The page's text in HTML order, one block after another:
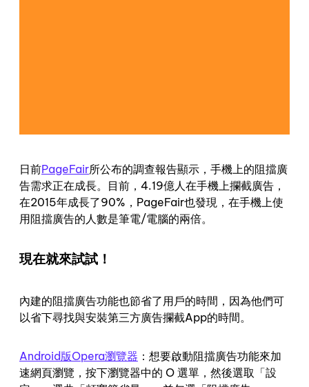
日前PageFair所公布的調查報告顯示，手機上的阻擋廣
告需求正在成長。目前，4.19億人在手機上攔截廣告，
在2015年成長了90%，PageFair也發現，在手機上使
用阻擋廣告的人數是筆電/電腦的兩倍。
現在就來試試！
內建的阻擋廣告功能也節省了用戶的時間，因為他們可
以省下尋找與安裝第三方廣告攔截App的時間。
Android版Opera瀏覽器 ：想要啟動阻擋廣告功能來加
速網頁瀏覽，按下瀏覽器中的 O 選單，然後選取「設